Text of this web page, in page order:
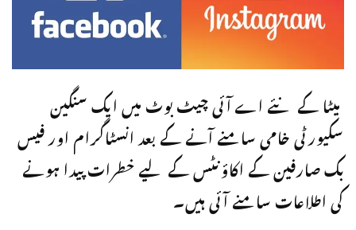
میٹا کے نئے اے آئی چیٹ بوٹ میں ایک سنگین
سکیورٹی خامی سامنے آنے کے بعد انسٹاگرام اور فیس
بک صارفین کے اکاؤنٹس کے لیے خطرات پیدا ہونے
کی اطلاعات سامنے آئی ہیں۔